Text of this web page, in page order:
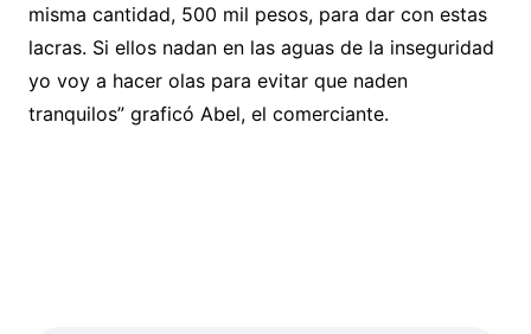
misma cantidad, 500 mil pesos, para dar con estas
lacras. Si ellos nadan en las aguas de la inseguridad
yo voy a hacer olas para evitar que naden
tranquilos” graficó Abel, el comerciante.